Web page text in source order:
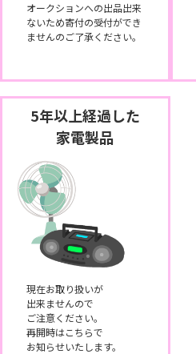
オークションへの出品出来
ないため寄付の受付ができ
ませんのご了承ください。
5年以上経過した
家電製品
現在お取り扱いが
出来ませんので
ご注意ください。
再開時はこちらで
お知らせいたします。